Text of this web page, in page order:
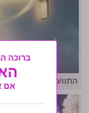
התוועדויות הכנה
ברוכה
אם